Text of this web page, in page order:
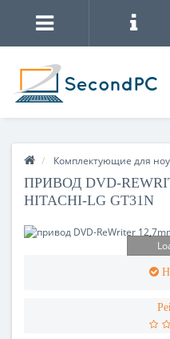
Комплектующие для
ПРИВОД DVD-
HITACHI-LG GT31N